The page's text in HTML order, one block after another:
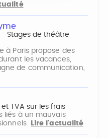
- Stages de théâtre
à Paris propose des
les vacances,
de communication,
TVA sur les frais
liés à un mauvais
Lire l'actualité